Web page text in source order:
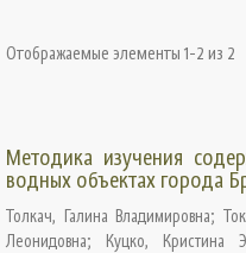
Отображаемые элементы 1-2 из 2
Методика изучения
водных объектах города
Толкач, Галина Владимировна;
Леонидовна; Куцко, Кристина